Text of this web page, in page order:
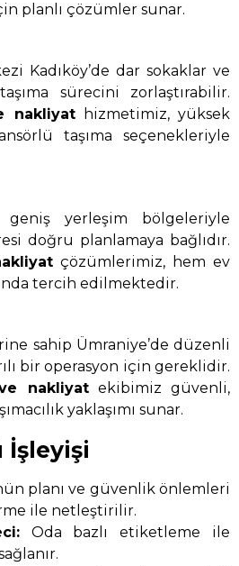
planlı çözümler sunar.
Kadıköy’de dar sokaklar ve
sürecini zorlaştırabilir.
nakliyathizmetimiz, yüksek
taşıma seçenekleriyle
yerleşim bölgeleriyle
doğru planlamaya bağlıdır.
çözümlerimiz, hem ev
tercih edilmektedir.
sahip Ümraniye’de düzenli
bir operasyon için gereklidir.
nakliyatekibimiz güvenli,
yaklaşımı sunar.
İşleyişi
planı ve güvenlik önlemleri
ile netleştirilir.
Oda bazlı etiketleme ile